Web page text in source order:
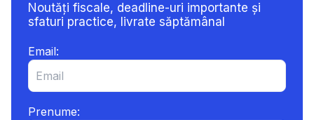
Noutăți fiscale, deadline-uri importante și
sfaturi practice, livrate săptămânal
Email:
Prenume: